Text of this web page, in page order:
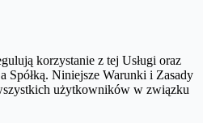
korzystanie z tej Usługi oraz
Spółką. Niniejsze Warunki i Zasady
użytkowników w związku